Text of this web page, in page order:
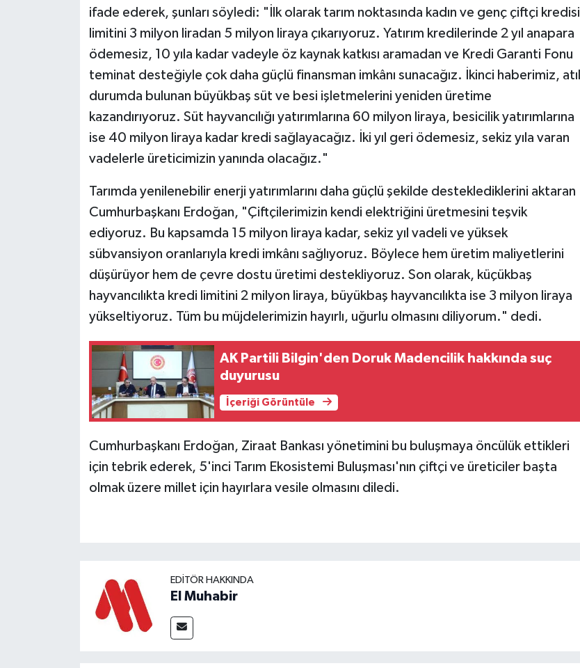
ifade ederek, şunları söyledi: "İlk olarak tarım noktasında kadın ve genç çiftçi kredisi
limitini 3 milyon liradan 5 milyon liraya çıkarıyoruz. Yatırım kredilerinde 2 yıl anapara
ödemesiz, 10 yıla kadar vadeyle öz kaynak katkısı aramadan ve Kredi Garanti Fonu
teminat desteğiyle çok daha güçlü finansman imkânı sunacağız. İkinci haberimiz, atıl
durumda bulunan büyükbaş süt ve besi işletmelerini yeniden üretime
kazandırıyoruz. Süt hayvancılığı yatırımlarına 60 milyon liraya, besicilik yatırımlarına
ise 40 milyon liraya kadar kredi sağlayacağız. İki yıl geri ödemesiz, sekiz yıla varan
vadelerle üreticimizin yanında olacağız."
Tarımda yenilenebilir enerji yatırımlarını daha güçlü şekilde desteklediklerini aktaran
Cumhurbaşkanı Erdoğan, "Çiftçilerimizin kendi elektriğini üretmesini teşvik
ediyoruz. Bu kapsamda 15 milyon liraya kadar, sekiz yıl vadeli ve yüksek
sübvansiyon oranlarıyla kredi imkânı sağlıyoruz. Böylece hem üretim maliyetlerini
düşürüyor hem de çevre dostu üretimi destekliyoruz. Son olarak, küçükbaş
hayvancılıkta kredi limitini 2 milyon liraya, büyükbaş hayvancılıkta ise 3 milyon liraya
yükseltiyoruz. Tüm bu müjdelerimizin hayırlı, uğurlu olmasını diliyorum." dedi.
AK Partili Bilgin'den Doruk Madencilik hakkında suç
duyurusu
İçeriği Görüntüle
Cumhurbaşkanı Erdoğan, Ziraat Bankası yönetimini bu buluşmaya öncülük ettikleri
için tebrik ederek, 5'inci Tarım Ekosistemi Buluşması'nın çiftçi ve üreticiler başta
olmak üzere millet için hayırlara vesile olmasını diledi.
EDITÖR HAKKINDA
El Muhabir